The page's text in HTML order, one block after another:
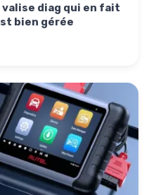
valise diag qui en fait
bien gérée